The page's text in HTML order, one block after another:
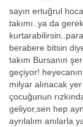
sayın ertuğrul
takımı..ya da
berabere bitsin
takım Bursanın
geçiyor!
milyar alınacak
çocuğunun
geliyor,sen hep
ayrılalım anılarla